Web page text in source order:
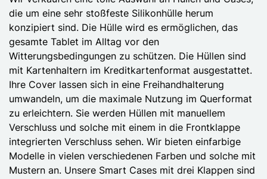
die um eine sehr stoßfeste Silikonhülle herum
konzipiert sind. Die Hülle wird es ermöglichen, das
gesamte Tablet im Alltag vor den
Witterungsbedingungen zu schützen. Die Hüllen sind
mit Kartenhaltern im Kreditkartenformat ausgestattet.
Ihre Cover lassen sich in eine Freihandhalterung
umwandeln, um die maximale Nutzung im Querformat
zu erleichtern. Sie werden Hüllen mit manuellem
Verschluss und solche mit einem in die Frontklappe
integrierten Verschluss sehen. Wir bieten einfarbige
Modelle in vielen verschiedenen Farben und solche mit
Mustern an. Unsere Smart Cases mit drei Klappen sind